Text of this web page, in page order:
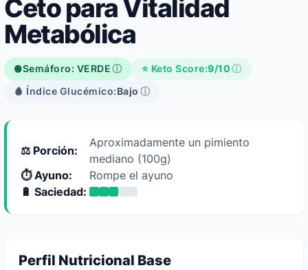
Ceto para Vitalidad
Metabólica
🟢Semáforo: VERDEⓘ ⭐ Keto Score:9/10ⓘ
🩸 Índice Glucémico:Bajo ⓘ
⚖️ Porción:
Aproximadamente un pimiento
mediano (100g)
⏱️ Ayuno:
Rompe el ayuno
🔋 Saciedad:
Perfil Nutricional Base